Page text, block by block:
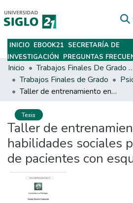
Subir
INICIO EBOOK21 SECRETARÍA DE
INVESTIGACIÓN PREGUNTAS
Inicio
Trabajos Finales De Grado Y Posgrado
Trabajos Finales de Grado
Taller de entrenamiento en habilidades sociales para familiares de pacientes con esquizofrenia
Tesis
Taller de
habilidades sociales
de pacientes con